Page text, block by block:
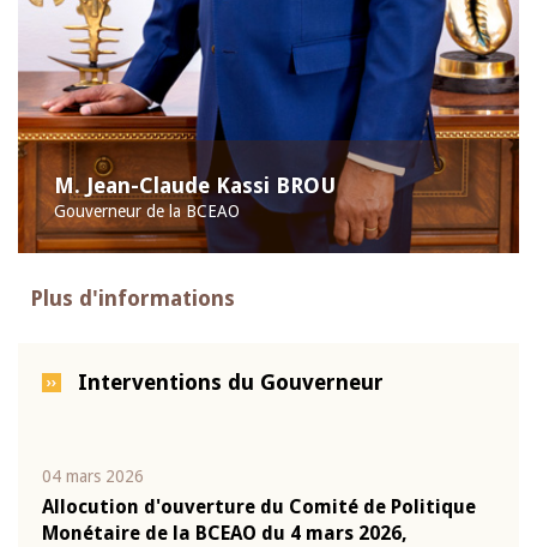
M. Jean-Claude Kassi BROU
Gouverneur de la BCEAO
Plus d'informations
Interventions du Gouverneur
04 mars 2026
Allocution d'ouverture du Comité de Politique
Monétaire de la BCEAO du 4 mars 2026,